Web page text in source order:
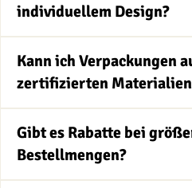
individuellem Design?
Kann ich Verpackungen
zertifizierten
Gibt es Rabatte bei
Bestellmengen?